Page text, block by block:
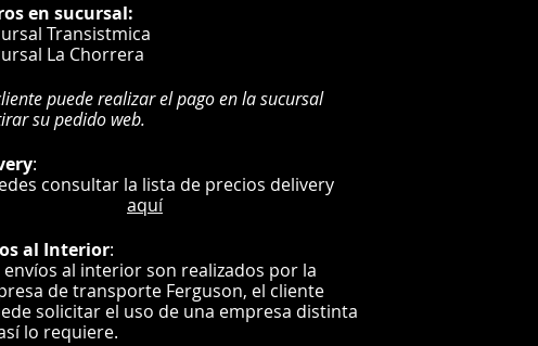
en sucursal:
Transistmica
La Chorrera
puede realizar el pago en la sucursal
su pedido web.
:
consultar la lista de precios delivery
aquí
al Interior:
envíos al interior son realizados por la
sa de transporte Ferguson, el cliente
solicitar el uso de una empresa distinta
lo requiere.